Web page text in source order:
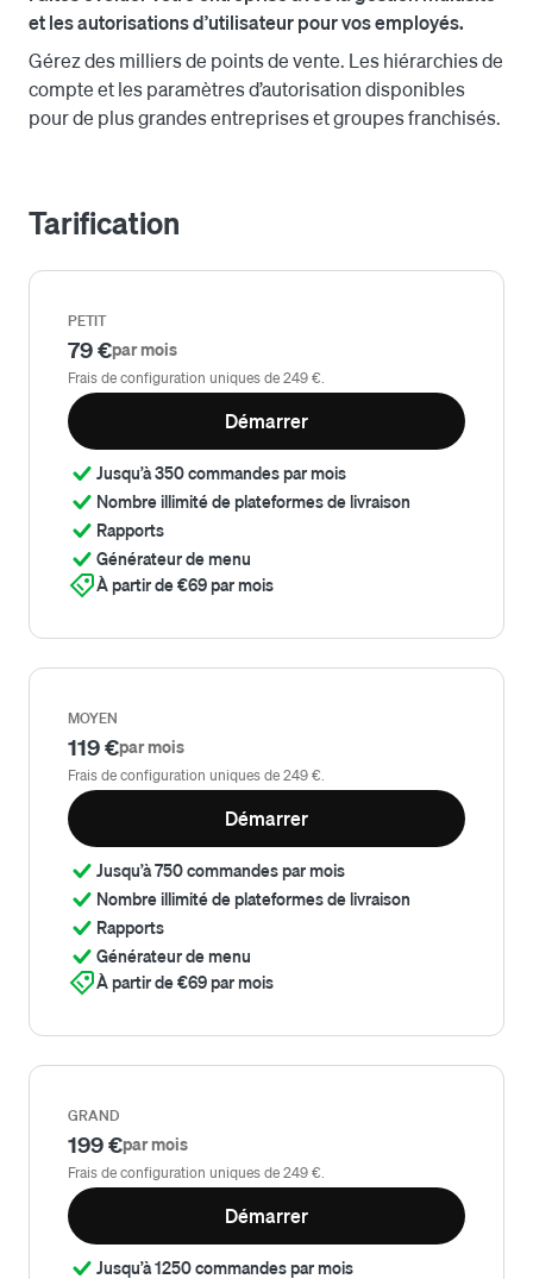
et les autorisations d’utilisateur pour vos employés.
Gérez des milliers de points de vente. Les hiérarchies de
compte et les paramètres d’autorisation disponibles
pour de plus grandes entreprises et groupes franchisés.
Tarification
PETIT
79 €par mois
Frais de configuration uniques de 249 €.
Démarrer
Jusqu’à 350 commandes par mois
Nombre illimité de plateformes de livraison
Rapports
Générateur de menu
À partir de €69 par mois
MOYEN
119 €par mois
Frais de configuration uniques de 249 €.
Démarrer
Jusqu’à 750 commandes par mois
Nombre illimité de plateformes de livraison
Rapports
Générateur de menu
À partir de €69 par mois
GRAND
199 €par mois
Frais de configuration uniques de 249 €.
Démarrer
Jusqu’à 1250 commandes par mois